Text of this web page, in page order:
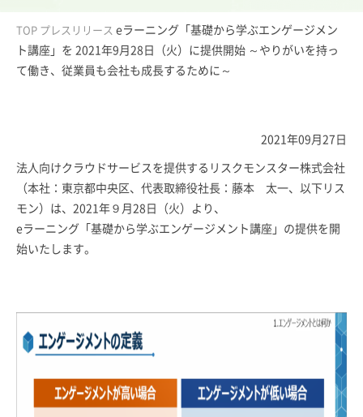
TOP プレスリリース eラーニング「基礎から学ぶエンゲージメン
ト講座」を 2021年9月28日（火）に提供開始 ～やりがいを持っ
て働き、従業員も会社も成長するために～
2021年09月27日
法人向けクラウドサービスを提供するリスクモンスター株式会社
（本社：東京都中央区、代表取締役社長：藤本 太一、以下リス
モン）は、2021年９月28日（火）より、
eラーニング「基礎から学ぶエンゲージメント講座」の提供を開
始いたします。